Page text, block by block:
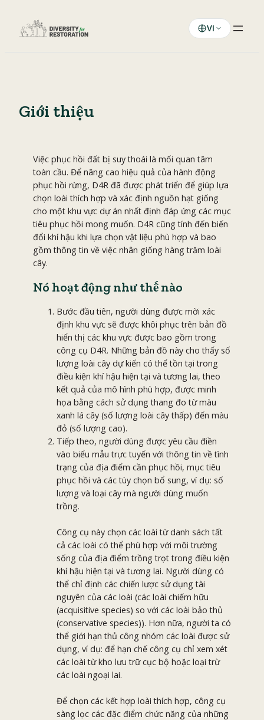
content
VI
Giới thiệu
Việc phục hồi đất bị suy thoái là mối quan tâm
toàn cầu. Để nâng cao hiệu quả của hành động
phục hồi rừng, D4R đã được phát triển để giúp lựa
chọn loài thích hợp và xác định nguồn hạt giống
cho một khu vực dự án nhất định đáp ứng các mục
tiêu phục hồi mong muốn. D4R cũng tính đến biến
đổi khí hậu khi lựa chọn vật liệu phù hợp và bao
gồm thông tin về việc nhân giống hàng trăm loài
cây.
Nó hoạt động như thế nào
Bước đầu tiên, người dùng được mời xác
định khu vực sẽ được khôi phục trên bản đồ
hiển thị các khu vực được bao gồm trong
công cụ D4R. Những bản đồ này cho thấy số
lượng loài cây dự kiến có thể tồn tại trong
điều kiện khí hậu hiện tại và tương lai, theo
kết quả của mô hình phù hợp, được minh
họa bằng cách sử dụng thang đo từ màu
xanh lá cây (số lượng loài cây thấp) đến màu
đỏ (số lượng cao).
Tiếp theo, người dùng được yêu cầu điền
vào biểu mẫu trực tuyến với thông tin về tình
trạng của địa điểm cần phục hồi, mục tiêu
phục hồi và các tùy chọn bổ sung, ví dụ: số
lượng và loại cây mà người dùng muốn
trồng.
Công cụ này chọn các loài từ danh sách tất
cả các loài có thể phù hợp với môi trường
sống của địa điểm trồng trọt trong điều kiện
khí hậu hiện tại và tương lai. Người dùng có
thể chỉ định các chiến lược sử dụng tài
nguyên của các loài (các loài chiếm hữu
(acquisitive species) so với các loài bảo thủ
(conservative species)). Hơn nữa, người ta có
thể giới hạn thủ công nhóm các loài được sử
dụng, ví dụ: để hạn chế công cụ chỉ xem xét
các loài từ kho lưu trữ cục bộ hoặc loại trừ
các loài ngoại lai.
Để chọn các kết hợp loài thích hợp, công cụ
sàng lọc các đặc điểm chức năng của những